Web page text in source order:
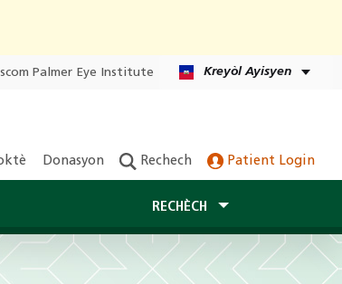
Palmer Eye Institute Kreyòl Ayisyen
Donasyon Rechech Patient Login
RECHÈCH